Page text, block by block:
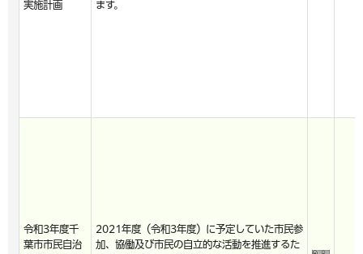
実施計画
ます。
令和3年度千
葉市市民自治
2021年度（令和3年度）に予定していた市民参
加、協働及び市民の自立的な活動を推進するた